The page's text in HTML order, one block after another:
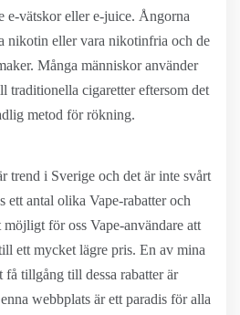
e-vätskor eller e-juice. Ångorna
nikotin eller vara nikotinfria och de
Många människor använder
traditionella cigaretter eftersom det
metod för rökning.
trend i Sverige och det är inte svårt
ett antal olika Vape-rabatter och
för oss Vape-användare att
ett mycket lägre pris. En av mina
tillgång till dessa rabatter är
webbplats är ett paradis för alla